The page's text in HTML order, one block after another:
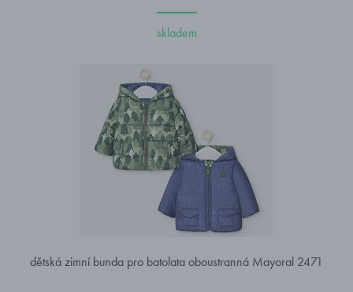
skladem
dětská zimní bunda pro batolata oboustranná Mayoral 2471